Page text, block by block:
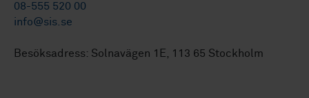
08-555 520 00
info@sis.se
Besöksadress: Solnavägen 1E, 113 65 Stockholm